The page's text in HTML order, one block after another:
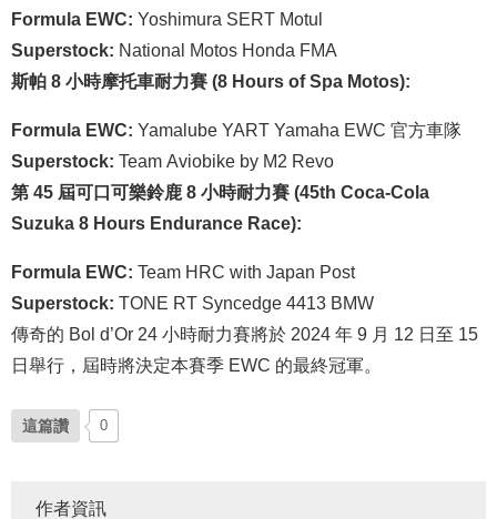
Formula EWC: Yoshimura SERT Motul
Superstock: National Motos Honda FMA
斯帕 8 小時摩托車耐力賽 (8 Hours of Spa Motos):
Formula EWC: Yamalube YART Yamaha EWC 官方車隊
Superstock: Team Aviobike by M2 Revo
第 45 屆可口可樂鈴鹿 8 小時耐力賽 (45th Coca-Cola
Suzuka 8 Hours Endurance Race):
Formula EWC: Team HRC with Japan Post
Superstock: TONE RT Syncedge 4413 BMW
傳奇的 Bol d’Or 24 小時耐力賽將於 2024 年 9 月 12 日至 15
日舉行，屆時將決定本賽季 EWC 的最終冠軍。
這篇讚 0
作者資訊